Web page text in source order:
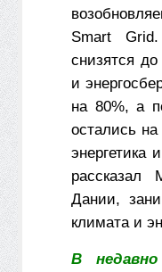
Smart
снизятся
и
на 80%, а
остались
энергетика
рассказал
Дании,
климата и
В